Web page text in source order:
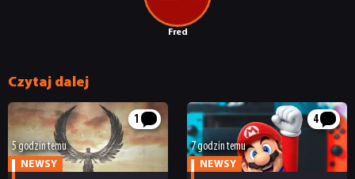
Fred
Czytaj dalej
1
5 godzin temu
NEWSY
4
7 godzin temu
NEWSY